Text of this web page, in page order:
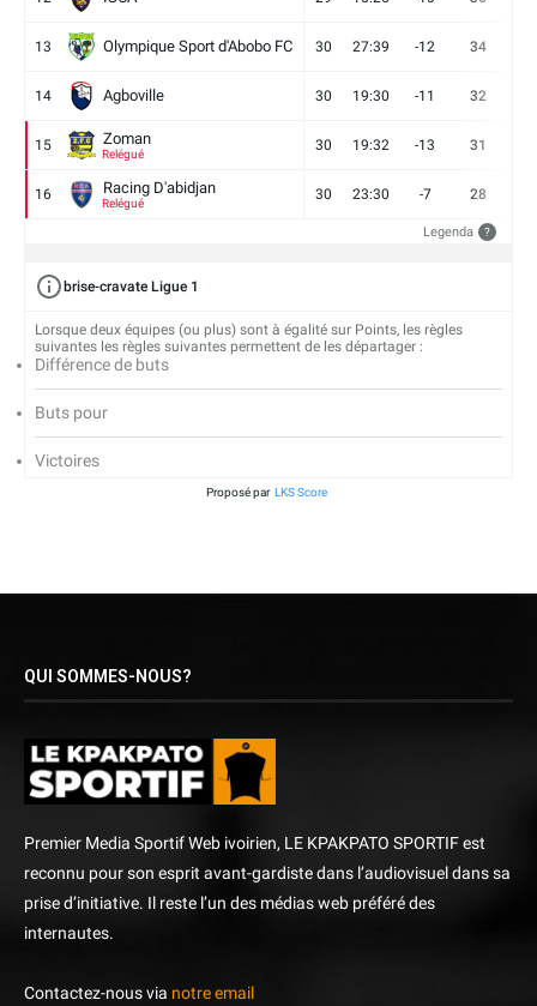
13 Olympique Sport d'Abobo FC 30 27:39 -12 34
14 Agboville 30 19:30 -11 32
15 Zoman
Relégué
30 19:32 -13 31
16 Racing D'abidjan
Relégué
30 23:30 -7 28
Legenda ?
brise-cravate Ligue 1
Lorsque deux équipes (ou plus) sont à égalité sur Points, les règles
suivantes les règles suivantes permettent de les départager :
Différence de buts
Buts pour
Victoires
Proposé par LKS Score
QUI SOMMES-NOUS?
Premier Media Sportif Web ivoirien, LE KPAKPATO SPORTIF est
reconnu pour son esprit avant-gardiste dans l’audiovisuel dans sa
prise d’initiative. Il reste l’un des médias web préféré des
internautes.
Contactez-nous via notre email